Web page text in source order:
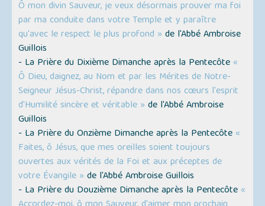
Ô mon divin Sauveur, je veux désormais prouver ma foi
par ma conduite dans votre Temple et y paraître
qu'avec le respect le plus profond » de l'Abbé Ambroise
Guillois
- La Prière du Dixième Dimanche après la Pentecôte «
Ô Dieu, daignez, au Nom et par les Mérites de Notre-
Seigneur Jésus-Christ, répandre dans nos cœurs l'esprit
d'Humilité sincère et véritable » de l'Abbé Ambroise
Guillois
- La Prière du Onzième Dimanche après la Pentecôte «
Faites, ô Jésus, que mes oreilles soient toujours
ouvertes aux vérités de la Foi et aux préceptes de
votre Évangile » de l'Abbé Ambroise Guillois
- La Prière du Douzième Dimanche après la Pentecôte «